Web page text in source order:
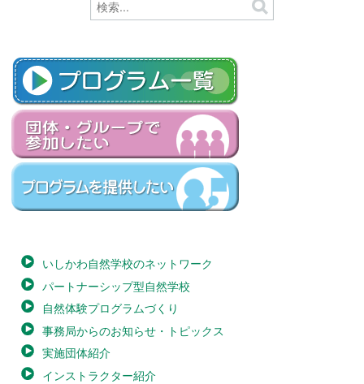
いしかわ自然学校のネットワーク
パートナーシップ型自然学校
自然体験プログラムづくり
事務局からのお知らせ・トピックス
実施団体紹介
インストラクター紹介